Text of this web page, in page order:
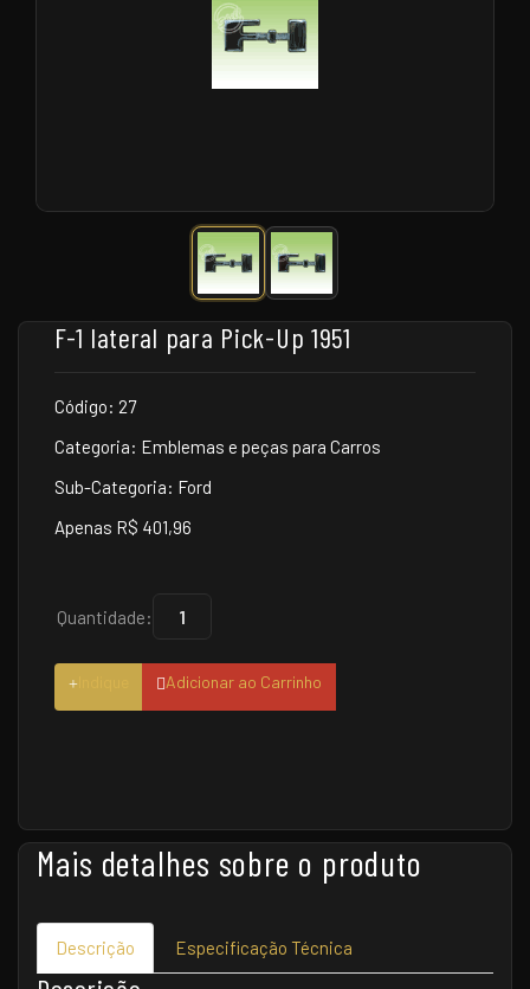
F-1 lateral para Pick-Up 1951
Código: 27
Categoria: Emblemas e peças para Carros
Sub-Categoria: Ford
Apenas R$ 401,96
Quantidade:
Adicionar ao Carrinho
Mais detalhes sobre o produto
Descrição Especificação Técnica